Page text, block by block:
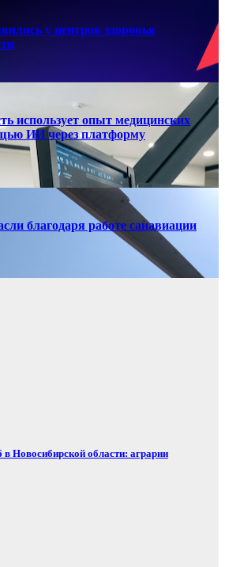
у центров здоровья
использует опыт медицинских
ИИ через платформу
благодаря работе санавиации
Новосибирской области: аграрии